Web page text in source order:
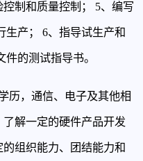
制和质量控制； 5、编写
生产；6、指导试生产和
的测试指导书。
历，通信、电子及其他相
解一定的硬件产品开发
组织能力、团结能力和